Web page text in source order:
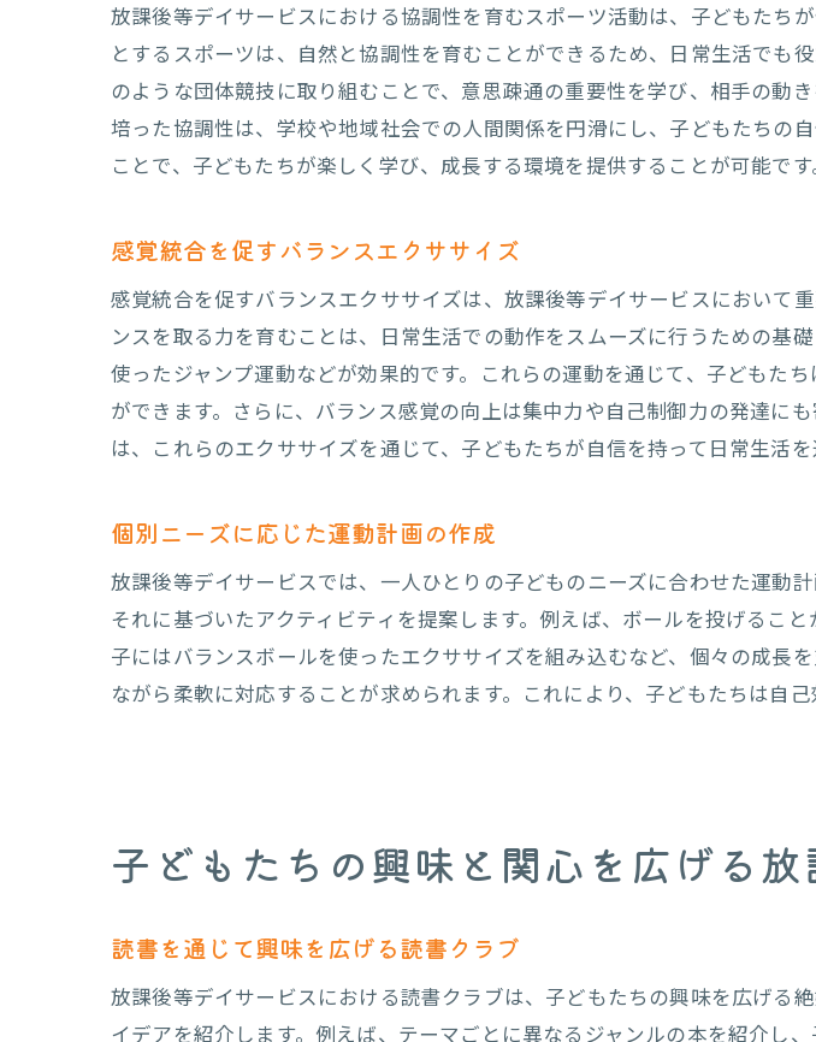
DIYプロジェクトで達成感
演劇活動で自己表現力を高
手作りアクセサリーで創造
デジタルアートで新しい表
放課後等デイサービスの休日を
心身の健康を保つためのリ
親子で楽しむ休日の過ごし
新しい挑戦をするためのリ
友達と一緒に思い出を作る
放課後等デイサービスにおける協調性を育むスポーツ活動は、子どもたち
とするスポーツは、自然と協調性を育むことができるため、日常生活でも
のような団体競技に取り組むことで、意思疎通の重要性を学び、相手の動
培った協調性は、学校や地域社会での人間関係を円滑にし、子どもたちの
ことで、子どもたちが楽しく学び、成長する環境を提供することが可能です
感覚統合を促すバランスエクササイズ
感覚統合を促すバランスエクササイズは、放課後等デイサービスにおいて
ンスを取る力を育むことは、日常生活での動作をスムーズに行うための基
使ったジャンプ運動などが効果的です。これらの運動を通じて、子どもた
ができます。さらに、バランス感覚の向上は集中力や自己制御力の発達に
は、これらのエクササイズを通じて、子どもたちが自信を持って日常生活を
個別ニーズに応じた運動計画の作成
放課後等デイサービスでは、一人ひとりの子どものニーズに合わせた運動
それに基づいたアクティビティを提案します。例えば、ボールを投げるこ
子にはバランスボールを使ったエクササイズを組み込むなど、個々の成長
ながら柔軟に対応することが求められます。これにより、子どもたちは自
子どもたちの興味と関心を広げる
読書を通じて興味を広げる読書クラブ
放課後等デイサービスにおける読書クラブは、子どもたちの興味を広げる
イデアを紹介します。例えば、テーマごとに異なるジャンルの本を紹介し